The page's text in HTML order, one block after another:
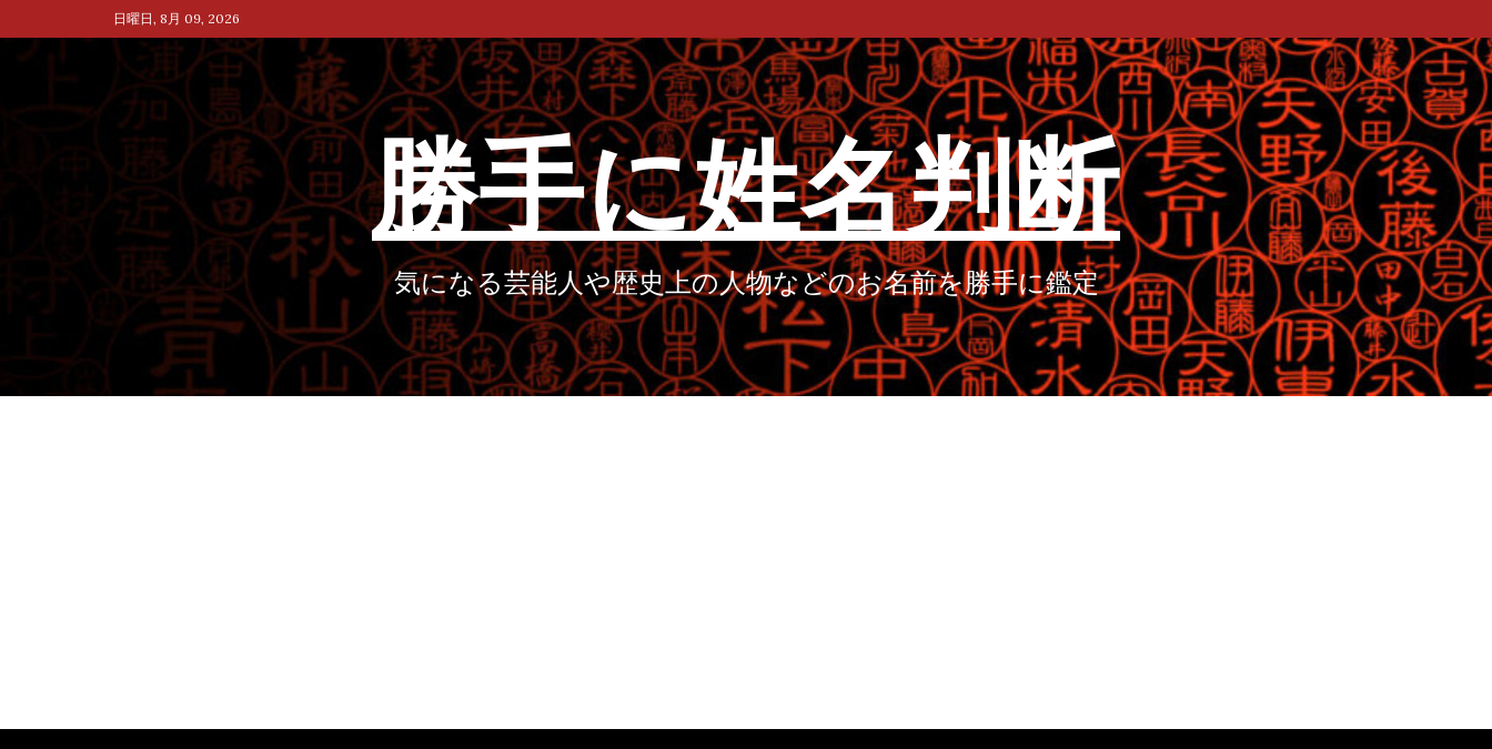
日曜日, 8月 09, 2026
勝手に姓名判断
気になる芸能人や歴史上の人物などのお名前を勝手に鑑定